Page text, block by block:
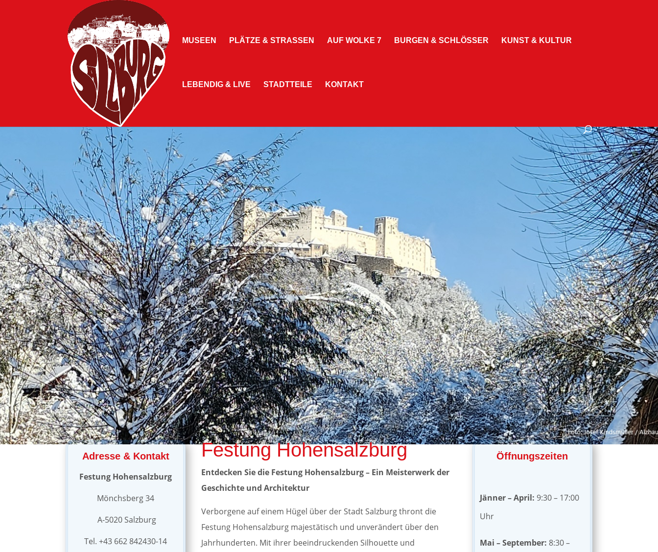
MUSEEN PLÄTZE & STRASSEN AUF WOLKE 7 BURGEN & SCHLÖSSER KUNST & KULTUR
LEBENDIG & LIVE STADTTEILE KONTAKT
Adresse & Kontakt
Festung Hohensalzburg
Mönchsberg 34
A-5020 Salzburg
Tel. +43 662 842430-14
Festung Hohensalzburg
Entdecken Sie die Festung Hohensalzburg – Ein Meisterwerk der
Geschichte und Architektur
Verborgene auf einem Hügel über der Stadt Salzburg thront die
Festung Hohensalzburg majestätisch und unverändert über den
Jahrhunderten. Mit ihrer beeindruckenden Silhouette und
Öffnungszeiten
Jänner – April: 9:30 – 17:00
Uhr
Mai – September: 8:30 –